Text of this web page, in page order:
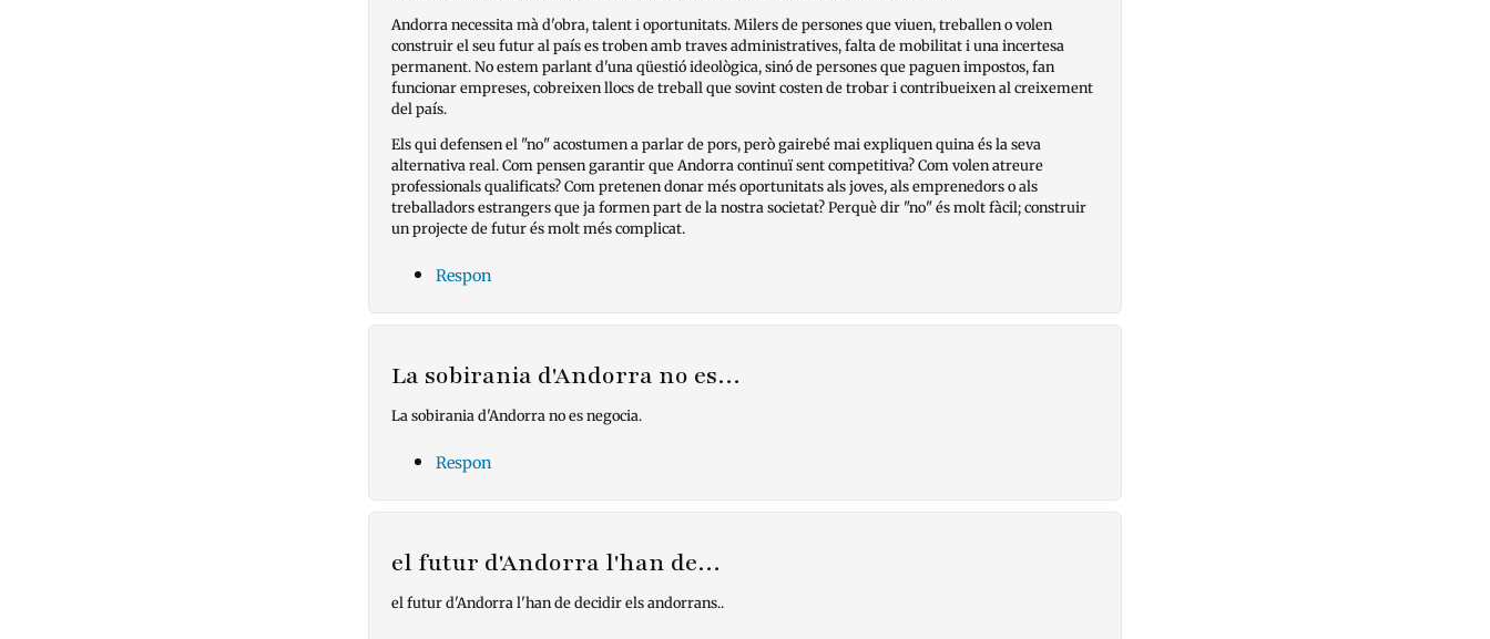
Andorra necessita mà d'obra, talent i oportunitats. Milers de persones que viuen, treballen o volen
construir el seu futur al país es troben amb traves administratives, falta de mobilitat i una incertesa
permanent. No estem parlant d'una qüestió ideològica, sinó de persones que paguen impostos, fan
funcionar empreses, cobreixen llocs de treball que sovint costen de trobar i contribueixen al creixement
del país.
Els qui defensen el "no" acostumen a parlar de pors, però gairebé mai expliquen quina és la seva
alternativa real. Com pensen garantir que Andorra continuï sent competitiva? Com volen atreure
professionals qualificats? Com pretenen donar més oportunitats als joves, als emprenedors o als
treballadors estrangers que ja formen part de la nostra societat? Perquè dir "no" és molt fàcil; construir
un projecte de futur és molt més complicat.
Respon
La sobirania d'Andorra no es…
La sobirania d'Andorra no es negocia.
Respon
el futur d'Andorra l'han de…
el futur d'Andorra l'han de decidir els andorrans..